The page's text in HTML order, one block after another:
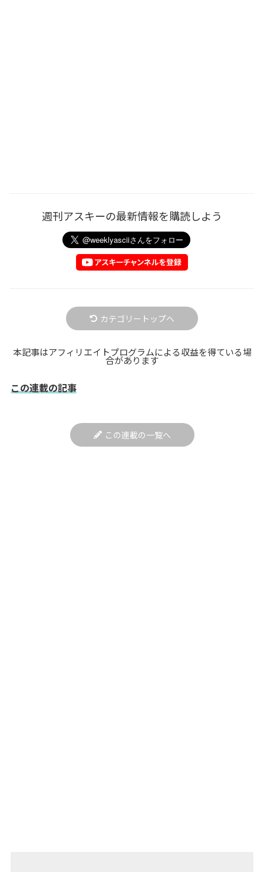
週刊アスキーの最新情報を購読しよう
カテゴリートップへ
本記事はアフィリエイトプログラムによる収益を得ている場
合があります
この連載の記事
この連載の一覧へ